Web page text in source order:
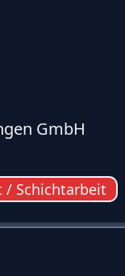
GmbH
/ Schichtarbeit